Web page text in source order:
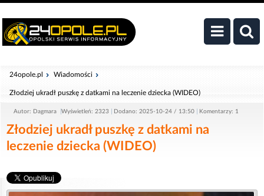
24opole.pl Wiadomości
Złodziej ukradł puszkę z datkami na leczenie dziecka (WIDEO)
Autor: Dagmara Wyświetleń: 2323 Dodano: 2025-10-24 / 13:50 Komentarzy: 1
Złodziej ukradł puszkę z datkami na
leczenie dziecka (WIDEO)